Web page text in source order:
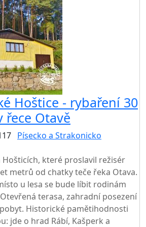
Hoštice - rybaření 30
řece Otavě
Písecko a Strakonicko
Hošticích, které proslavil režisér
metrů od chatky teče řeka Otava.
u lesa se bude líbit rodinám
terasa, zahradní posezení
Historické pamětihodnosti
jde o hrad Rábí, Kašperk a